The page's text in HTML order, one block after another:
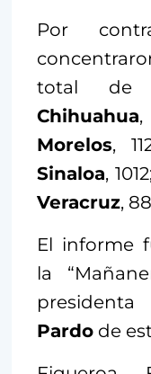
Por
total de
Chihuahua,
Morelos,
Sinaloa,
Veracruz,
El informe
la
presidenta
Pardo de